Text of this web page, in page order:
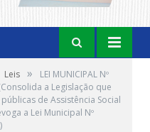
Leis »
LEI MUNICIPAL Nº
a Legislação que
de Assistência Social
a Lei Municipal Nº